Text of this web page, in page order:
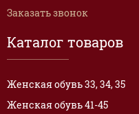
Каталог товаров
Женская обувь 33, 34, 35
Женская обувь 41-45
Заказать звонок